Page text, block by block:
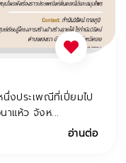
งประเพณีที่เปี่ยมไป
าแห้ว จังห...
อ่านต่อ